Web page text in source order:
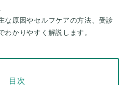
な原因やセルフケアの方法、受診
目次